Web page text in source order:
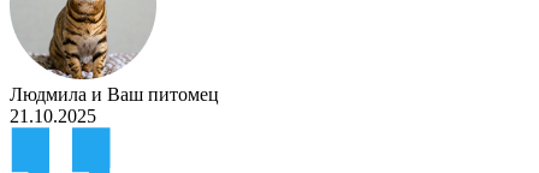
Людмила и Ваш питомец
21.10.2025